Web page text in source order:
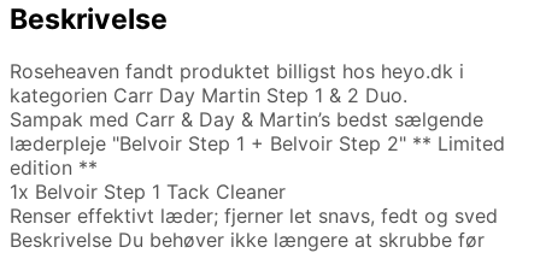
Beskrivelse
Roseheaven fandt produktet billigst hos heyo.dk i
kategorien Carr Day Martin Step 1 & 2 Duo.
Sampak med Carr & Day & Martin’s bedst sælgende
læderpleje "Belvoir Step 1 + Belvoir Step 2" ** Limited
edition **
1x Belvoir Step 1 Tack Cleaner
Renser effektivt læder; fjerner let snavs, fedt og sved
Beskrivelse Du behøver ikke længere at skrubbe før